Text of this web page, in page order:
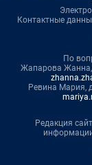
Контактные
По
Жапарова Жанна,
Ревина Мария,
Редакция